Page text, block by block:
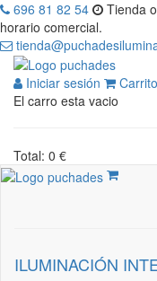
696 81 82 54 Tienda
horario comercial.
Iniciar sesión
Carrito
El carro esta vacio
Total: 0 €
ILUMINACIÓN